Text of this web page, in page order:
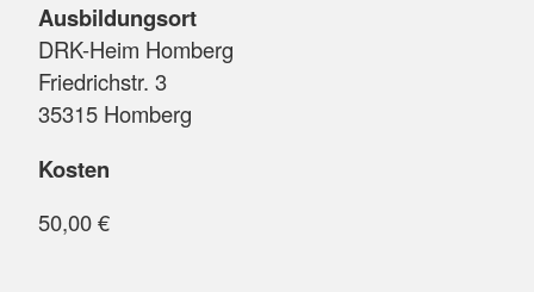
Ausbildungsort
DRK-Heim Homberg
Friedrichstr. 3
35315 Homberg
Kosten
50,00 €